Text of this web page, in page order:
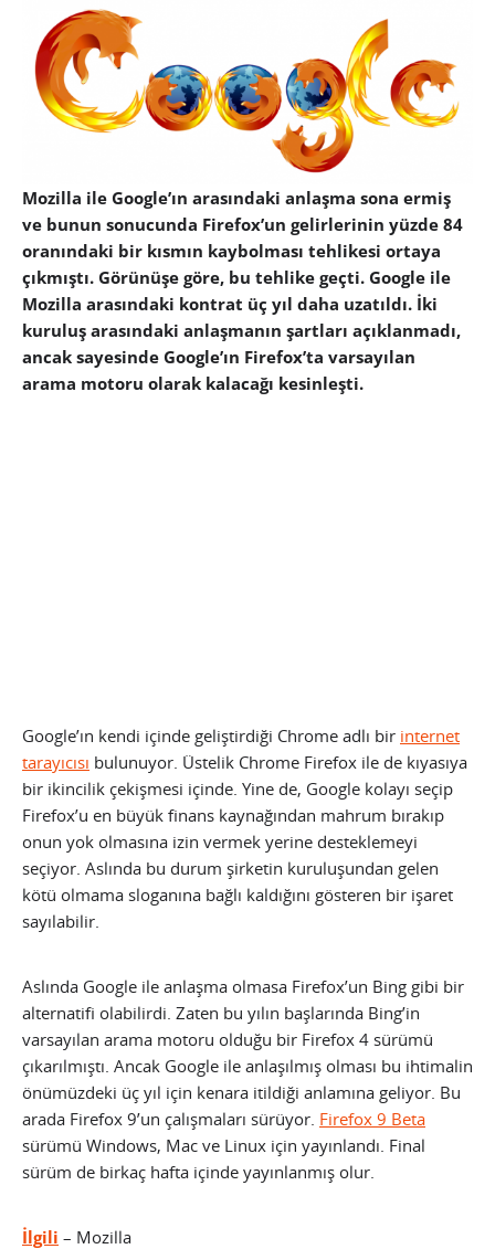
Mozilla ile Google’ın arasındaki anlaşma sona ermiş
ve bunun sonucunda Firefox’un gelirlerinin yüzde 84
oranındaki bir kısmın kaybolması tehlikesi ortaya
çıkmıştı. Görünüşe göre, bu tehlike geçti. Google ile
Mozilla arasındaki kontrat üç yıl daha uzatıldı. İki
kuruluş arasındaki anlaşmanın şartları açıklanmadı,
ancak sayesinde Google’ın Firefox’ta varsayılan
arama motoru olarak kalacağı kesinleşti.
Google’ın kendi içinde geliştirdiği Chrome adlı bir internet
tarayıcısı bulunuyor. Üstelik Chrome Firefox ile de kıyasıya
bir ikincilik çekişmesi içinde. Yine de, Google kolayı seçip
Firefox’u en büyük finans kaynağından mahrum bırakıp
onun yok olmasına izin vermek yerine desteklemeyi
seçiyor. Aslında bu durum şirketin kuruluşundan gelen
kötü olmama sloganına bağlı kaldığını gösteren bir işaret
sayılabilir.
Aslında Google ile anlaşma olmasa Firefox’un Bing gibi bir
alternatifi olabilirdi. Zaten bu yılın başlarında Bing’in
varsayılan arama motoru olduğu bir Firefox 4 sürümü
çıkarılmıştı. Ancak Google ile anlaşılmış olması bu ihtimalin
önümüzdeki üç yıl için kenara itildiği anlamına geliyor. Bu
arada Firefox 9’un çalışmaları sürüyor. Firefox 9 Beta
sürümü Windows, Mac ve Linux için yayınlandı. Final
sürüm de birkaç hafta içinde yayınlanmış olur.
İlgili – Mozilla